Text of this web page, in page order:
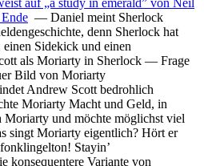
— Daniel meint Sherlock
denn Sherlock hat
einen Sidekick und einen
als Moriarty in Sherlock — Frage
Bild von Moriarty
Andrew Scott bedrohlich
Moriarty Macht und Geld, in
Moriarty und möchte möglichst viel
singt Moriarty eigentlich? Hört er
Stayin’
konsequentere Variante von